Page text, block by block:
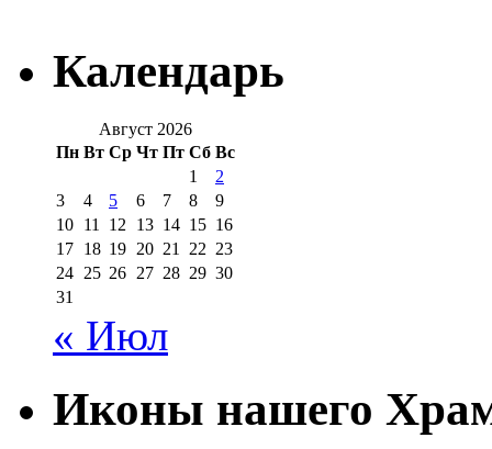
Календарь
Август 2026
Пн Вт Ср Чт Пт Сб Вс
1
2
3
4 5 6 7 8
9
10 11 12 13 14 15 16
17 18 19 20 21 22 23
24 25 26 27 28 29 30
31
« Июл
Иконы нашего